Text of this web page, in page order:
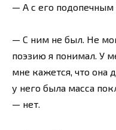
— А с его
— С ним не был. Не
поэзию я понимал. У
мне кажется, что она
у него была масса
— нет.